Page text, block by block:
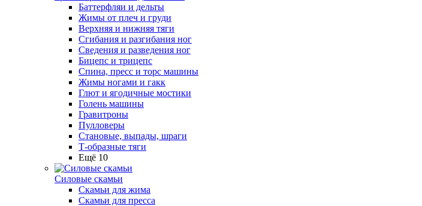
Баттерфляи и дельты
Жимы от плеч и груди
Верхняя и нижняя тяги
Сгибания и разгибания ног
Сведения и разведения ног
Бицепс и трицепс
Спина, пресс и торс машины
Жимы ногами и гакк
Глют и ягодичные мостики
Голень машины
Гравитроны
Пулловеры
Становые, выпады, шраги
Т-образные тяги
Ещё 10
Силовые скамьи
Скамьи для жима
Скамьи для пресса